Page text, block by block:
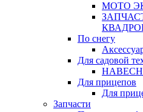
МОТО
По снегу
Для садовой
Для прицепов
Для
Запчасти